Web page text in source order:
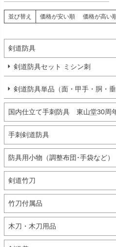
並び替え 価格が安い順 価格が高い
剣道防具
剣道防具セット ミシン刺
剣道防具単品（面・甲手・胴・垂
国内仕立て手刺防具 東山堂30周
手刺剣道防具
防具用小物（調整布団･手袋など）
剣道竹刀
竹刀付属品
木刀・木刀用品